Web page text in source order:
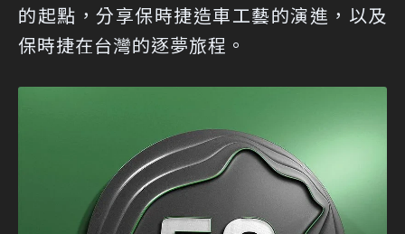
的起點，分享保時捷造車工藝的演進，以及
保時捷在台灣的逐夢旅程。